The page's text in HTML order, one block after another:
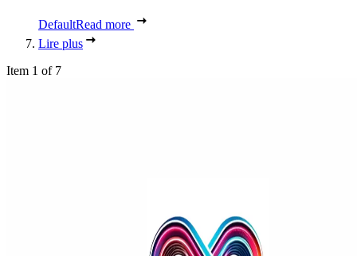
DefaultRead more
Lire plus
Item 1 of 7